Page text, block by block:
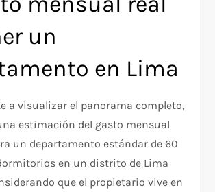
un
en Lima
a visualizar el panorama completo,
estimación del gasto mensual
un departamento estándar de 60
en un distrito de Lima
que el propietario vive en